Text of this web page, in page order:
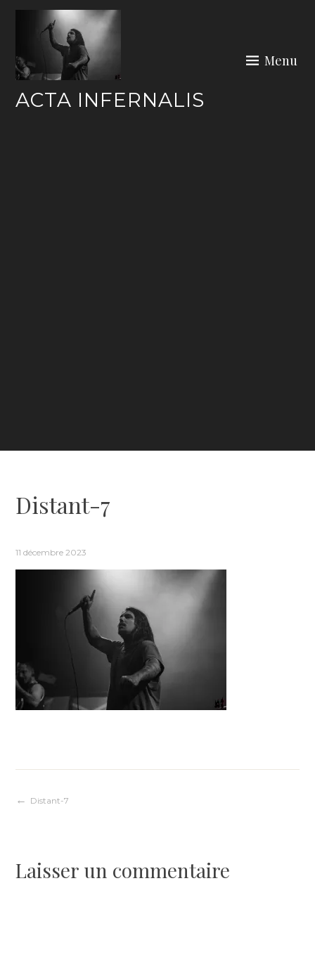
Skip
ACTA INFERNALIS
Menu
Distant-7
11 décembre 2023
Navigation
l’article
Distant-7
Laisser un commentaire